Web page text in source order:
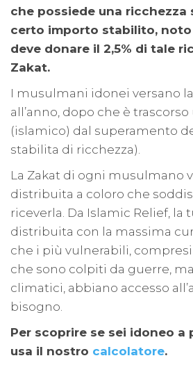
che possiede una ricchezza
certo importo stabilito, noto
deve donare il 2,5% di tale
Zakat.
I musulmani idonei versano
all’anno, dopo che è
(islamico) dal superamento
stabilita di ricchezza).
La Zakat di ogni musulmano
distribuita a coloro che
riceverla. Da Islamic Relief, la
distribuita con la massima
che i più vulnerabili,
che sono colpiti da guerre,
climatici, abbiano accesso
bisogno.
Per scoprire se sei idoneo a
usa il nostro calcolatore.